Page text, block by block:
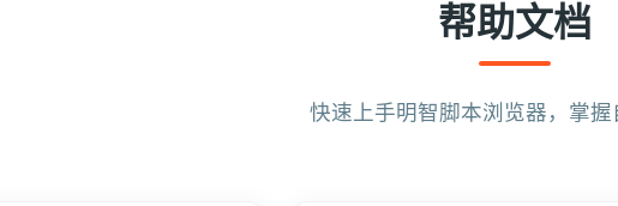
帮助文档
快速上手明智脚本浏览器，掌握